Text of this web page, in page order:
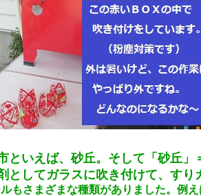
といえば、砂丘。そして「砂丘
としてガラスに吹き付けて、すり
もさまざまな種類がありました。例